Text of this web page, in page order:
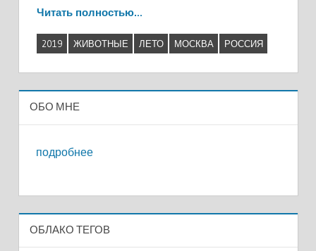
Читать полностью…
2019 ЖИВОТНЫЕ ЛЕТО МОСКВА РОССИЯ
ОБО МНЕ
подробнее
ОБЛАКО ТЕГОВ